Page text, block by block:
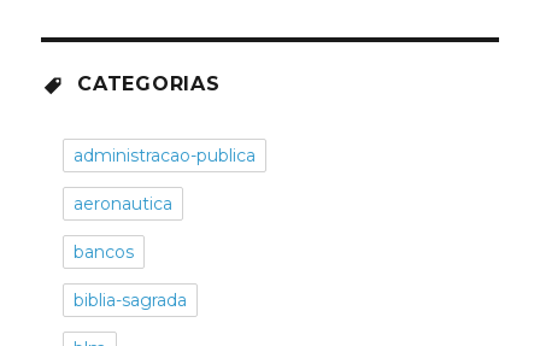
CATEGORIAS
administracao-publica
aeronautica
bancos
biblia-sagrada